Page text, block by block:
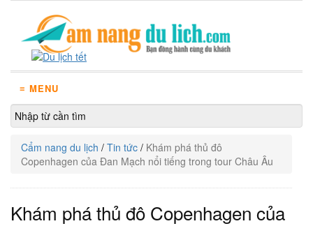
≡ MENU
Cẩm nang du lịch / Tin tức / Khám phá thủ đô
Copenhagen của Đan Mạch nổi tiếng trong tour Châu Âu
Khám phá thủ đô Copenhagen của